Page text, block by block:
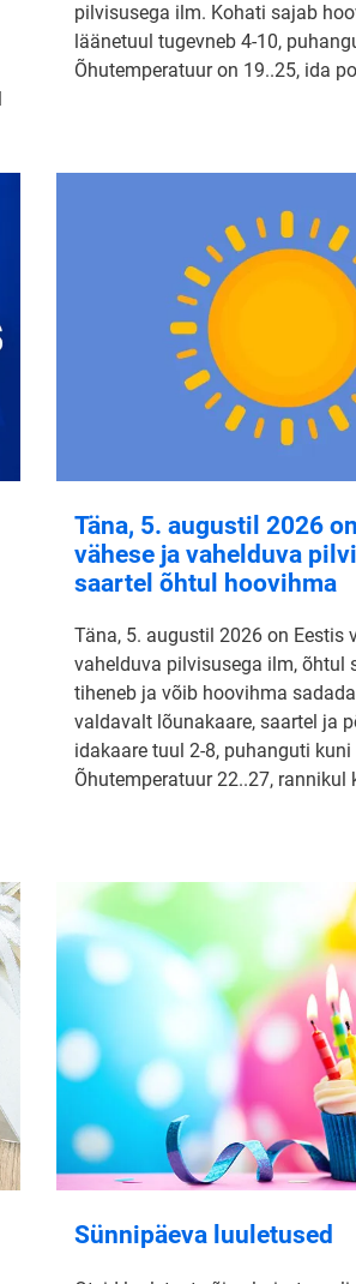
pilvisusega ilm. Kohati sajab
läänetuul tugevneb 4-10,
Õhutemperatuur on 19..25, ida
Täna, 5. augustil 2026
vähese ja vahelduva
saartel õhtul hoovihma
Täna, 5. augustil 2026 on Eestis
vahelduva pilvisusega ilm, õhtul
tiheneb ja võib hoovihma
valdavalt lõunakaare, saartel ja
idakaare tuul 2-8, puhanguti
Õhutemperatuur 22..27, rannikul
Sünnipäeva luuletused